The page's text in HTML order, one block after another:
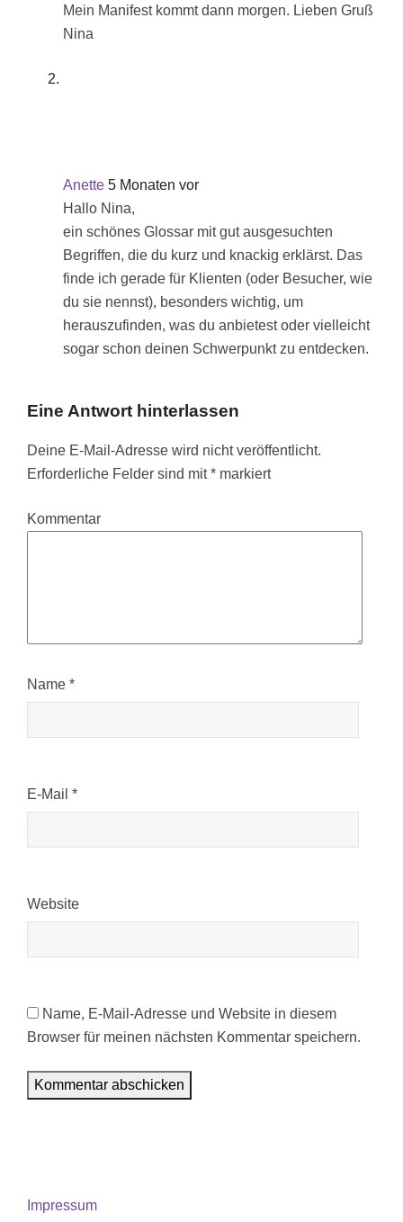
Mein Manifest kommt dann morgen. Lieben Gruß
Nina
Anette 5 Monaten vor
Hallo Nina,
ein schönes Glossar mit gut ausgesuchten
Begriffen, die du kurz und knackig erklärst. Das
finde ich gerade für Klienten (oder Besucher, wie
du sie nennst), besonders wichtig, um
herauszufinden, was du anbietest oder vielleicht
sogar schon deinen Schwerpunkt zu entdecken.
Eine Antwort hinterlassen
Deine E-Mail-Adresse wird nicht veröffentlicht.
Erforderliche Felder sind mit* markiert
Kommentar
Name *
E-Mail *
Website
Name, E-Mail-Adresse und Website in diesem
Browser für meinen nächsten Kommentar speichern.
Impressum